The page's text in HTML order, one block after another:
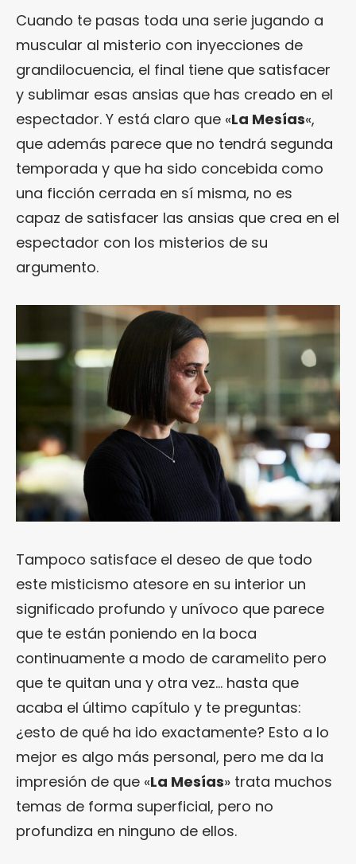
Cuando te pasas toda una serie jugando a
muscular al misterio con inyecciones de
grandilocuencia, el final tiene que satisfacer
y sublimar esas ansias que has creado en el
espectador. Y está claro que «La Mesías«,
que además parece que no tendrá segunda
temporada y que ha sido concebida como
una ficción cerrada en sí misma, no es
capaz de satisfacer las ansias que crea en el
espectador con los misterios de su
argumento.
Tampoco satisface el deseo de que todo
este misticismo atesore en su interior un
significado profundo y unívoco que parece
que te están poniendo en la boca
continuamente a modo de caramelito pero
que te quitan una y otra vez… hasta que
acaba el último capítulo y te preguntas:
¿esto de qué ha ido exactamente? Esto a lo
mejor es algo más personal, pero me da la
impresión de que «La Mesías» trata muchos
temas de forma superficial, pero no
profundiza en ninguno de ellos.